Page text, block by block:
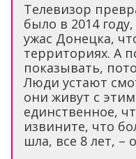
Телевизор
было в 2014
ужас Донецка,
территориях. А
показывать,
Люди устают
они живут с
единственное,
извините, что
шла, все 8 лет, –